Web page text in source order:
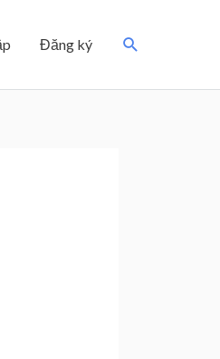
Đăng ký Search